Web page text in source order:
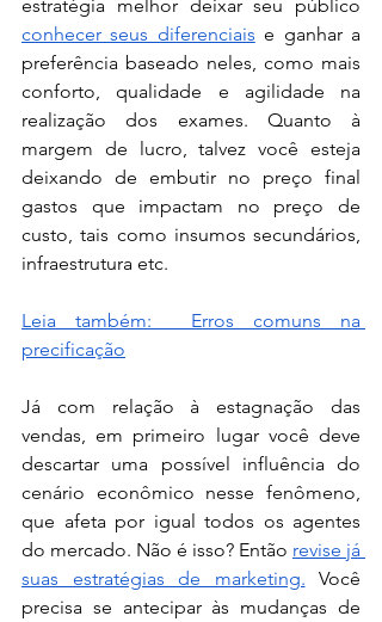
conhecer seus diferenciais e ganhar a
preferência baseado neles, como mais
conforto, qualidade e agilidade na
realização dos exames. Quanto à
margem de lucro, talvez você esteja
deixando de embutir no preço final
gastos que impactam no preço de
custo, tais como insumos secundários,
infraestrutura etc.
Leia também:  Erros comuns na
precificação
Já com relação à estagnação das
vendas, em primeiro lugar você deve
descartar uma possível influência do
cenário econômico nesse fenômeno,
que afeta por igual todos os agentes
do mercado. Não é isso? Então revise já
suas estratégias de marketing. Você
precisa se antecipar às mudanças de